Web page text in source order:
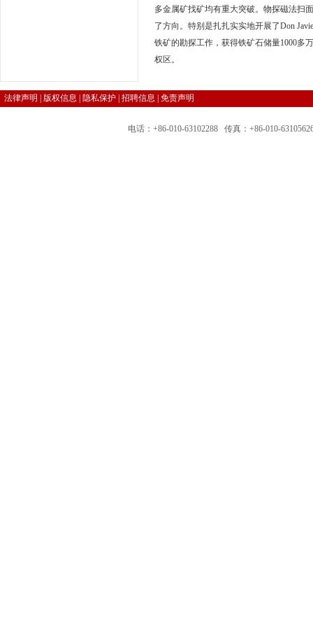
多金属矿找矿均有重大突破。物探磁法扫面
了方向。特别是扎扎实实地开展了Don
铁矿的勘探工作，获得铁矿石储量1000多
权区。
法律声明 版权信息 隐私保护 招聘信息 免责声明
电话：+86-010-63102288 传真：+86-010-